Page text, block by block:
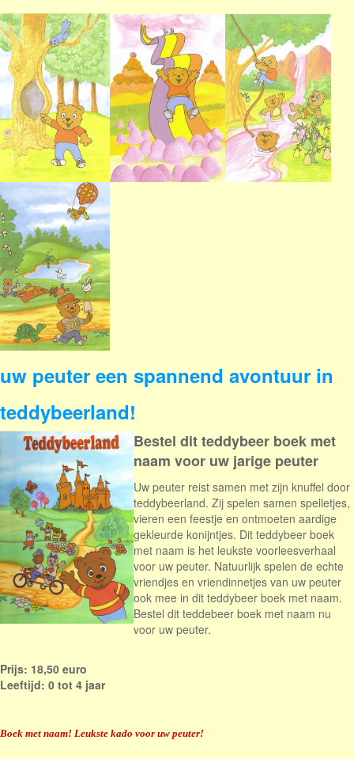
uw peuter een spannend avontuur in
teddybeerland!
Bestel dit teddybeer boek met
naam voor uw jarige peuter
Uw peuter reist samen met zijn knuffel door
teddybeerland. Zij spelen samen spelletjes,
vieren een feestje en ontmoeten aardige
gekleurde konijntjes. Dit teddybeer boek
met naam is het leukste voorleesverhaal
voor uw peuter. Natuurlijk spelen de echte
vriendjes en vriendinnetjes van uw peuter
ook mee in dit teddybeer boek met naam.
Bestel dit teddebeer boek met naam nu
voor uw peuter.
Prijs: 18,50 euro
Leeftijd: 0 tot 4 jaar
Boek met naam! Leukste kado voor uw peuter!